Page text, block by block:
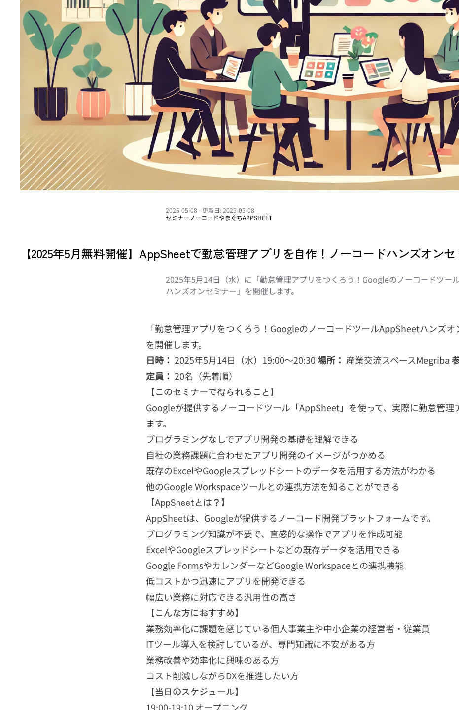
2025-05-08 - 更新日: 2025-05-08
セミナー ノーコードやまぐちAPPSHEET
【2025年5月無料開催】AppSheetで勤怠管理アプリを自作！ノーコードハンズオン
2025年5月14日（水）に「勤怠管理アプリをつくろう！Googleのノーコードツー
ハンズオンセミナー」を開催します。
「勤怠管理アプリをつくろう！GoogleのノーコードツールAppSheetハンズオ
を開催します。
日時： 2025年5月14日（水）19:00～20:30場所： 産業交流スペースMegriba
定員： 20名（先着順）
【このセミナーで得られること】
Googleが提供するノーコードツール「AppSheet」を使って、実際に勤怠管理
ます。
プログラミングなしでアプリ開発の基礎を理解できる
自社の業務課題に合わせたアプリ開発のイメージがつかめる
既存のExcelやGoogleスプレッドシートのデータを活用する方法がわかる
他のGoogle Workspaceツールとの連携方法を知ることができる
【AppSheetとは？】
AppSheetは、Googleが提供するノーコード開発プラットフォームです。
プログラミング知識が不要で、直感的な操作でアプリを作成可能
ExcelやGoogleスプレッドシートなどの既存データを活用できる
Google FormsやカレンダーなどGoogle Workspaceとの連携機能
低コストかつ迅速にアプリを開発できる
幅広い業務に対応できる汎用性の高さ
【こんな方におすすめ】
業務効率化に課題を感じている個人事業主や中小企業の経営者・従業員
ITツール導入を検討しているが、専門知識に不安がある方
業務改善や効率化に興味のある方
コスト削減しながらDXを推進したい方
【当日のスケジュール】
19:00-19:10 オープニング